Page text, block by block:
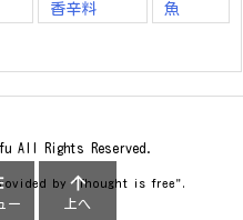
香辛料 魚
All Rights Reserved.
by "Thought is free".
ー

上へ